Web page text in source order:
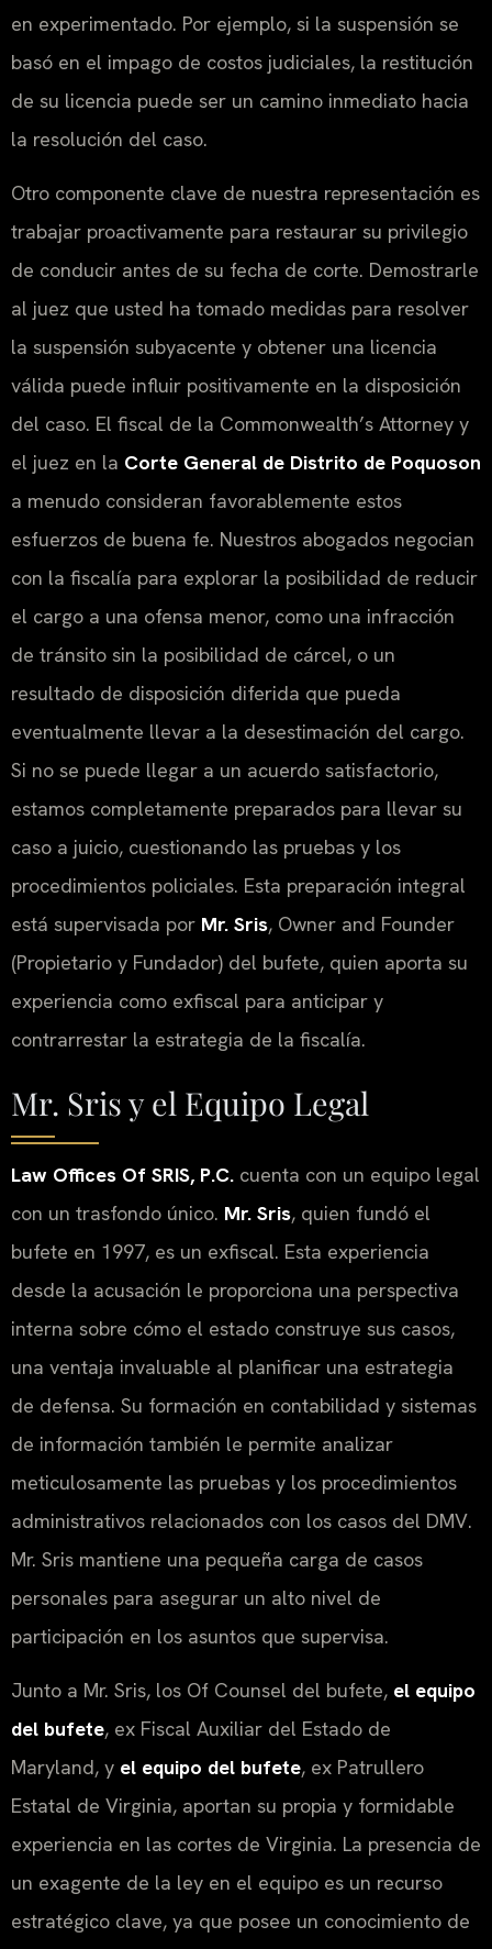
en experimentado. Por ejemplo, si la suspensión se
basó en el impago de costos judiciales, la restitución
de su licencia puede ser un camino inmediato hacia
la resolución del caso.
Otro componente clave de nuestra representación es
trabajar proactivamente para restaurar su privilegio
de conducir antes de su fecha de corte. Demostrarle
al juez que usted ha tomado medidas para resolver
la suspensión subyacente y obtener una licencia
válida puede influir positivamente en la disposición
del caso. El fiscal de la Commonwealth’s Attorney y
el juez en la Corte General de Distrito de Poquoson
a menudo consideran favorablemente estos
esfuerzos de buena fe. Nuestros abogados negocian
con la fiscalía para explorar la posibilidad de reducir
el cargo a una ofensa menor, como una infracción
de tránsito sin la posibilidad de cárcel, o un
resultado de disposición diferida que pueda
eventualmente llevar a la desestimación del cargo.
Si no se puede llegar a un acuerdo satisfactorio,
estamos completamente preparados para llevar su
caso a juicio, cuestionando las pruebas y los
procedimientos policiales. Esta preparación integral
está supervisada por Mr. Sris, Owner and Founder
(Propietario y Fundador) del bufete, quien aporta su
experiencia como exfiscal para anticipar y
contrarrestar la estrategia de la fiscalía.
Mr. Srisy el Equipo Legal
Law Offices Of SRIS, P.C. cuenta con un equipo legal
con un trasfondo único. Mr. Sris, quien fundó el
bufete en 1997, es un exfiscal. Esta experiencia
desde la acusación le proporciona una perspectiva
interna sobre cómo el estado construye sus casos,
una ventaja invaluable al planificar una estrategia
de defensa. Su formación en contabilidad y sistemas
de información también le permite analizar
meticulosamente las pruebas y los procedimientos
administrativos relacionados con los casos del DMV.
Mr. Sris mantiene una pequeña carga de casos
personales para asegurar un alto nivel de
participación en los asuntos que supervisa.
Junto a Mr. Sris, los Of Counsel del bufete, el equipo
del bufete, ex Fiscal Auxiliar del Estado de
Maryland, y el equipo del bufete, ex Patrullero
Estatal de Virginia, aportan su propia y formidable
experiencia en las cortes de Virginia. La presencia de
un exagente de la ley en el equipo es un recurso
estratégico clave, ya que posee un conocimiento de